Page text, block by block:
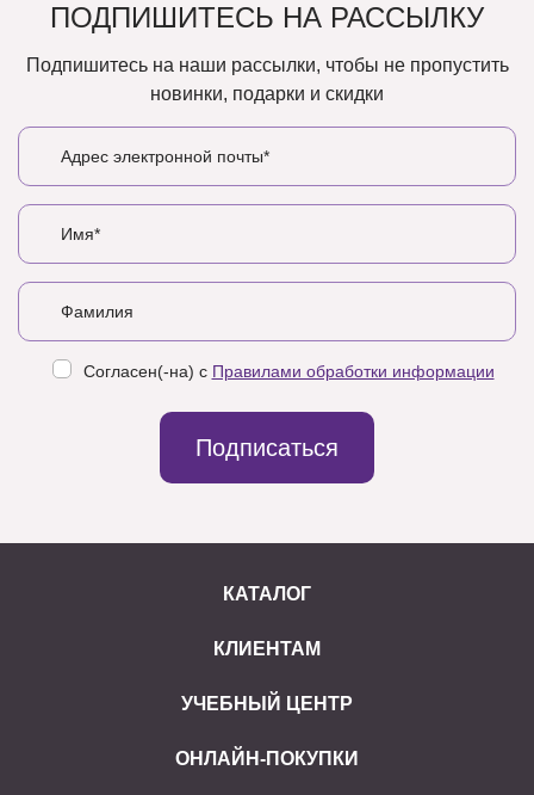
ПОДПИШИТЕСЬ НА РАССЫЛКУ
Подпишитесь на наши рассылки, чтобы не пропустить
новинки, подарки и скидки
Согласен(-на) с Правилами обработки информации
Подписаться
КАТАЛОГ
КЛИЕНТАМ
УЧЕБНЫЙ ЦЕНТР
ОНЛАЙН-ПОКУПКИ